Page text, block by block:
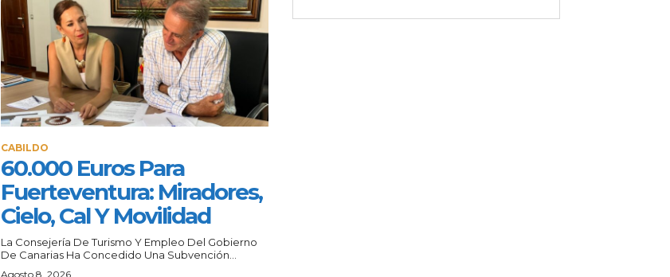
CABILDO
60.000 Euros Para
Fuerteventura: Miradores,
Cielo, Cal Y Movilidad
La Consejería De Turismo Y Empleo Del Gobierno
De Canarias Ha Concedido Una Subvención...
Agosto 8, 2026